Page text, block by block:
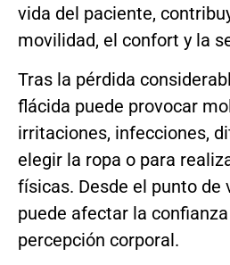
vida del paciente,
movilidad, el confort y la
Tras la pérdida
flácida puede provocar
irritaciones, infecciones,
elegir la ropa o para
físicas. Desde el punto de
puede afectar la
percepción corporal.